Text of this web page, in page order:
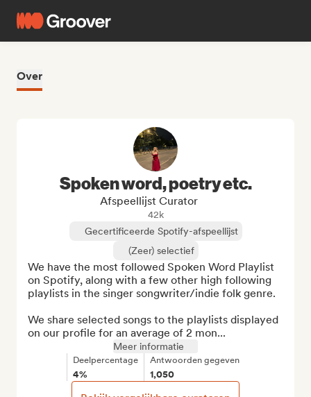
Over
Spoken word, poetry etc.
Afspeellijst Curator
42k
Gecertificeerde Spotify-afspeellijst
(Zeer) selectief
We have the most followed Spoken Word Playlist
on Spotify, along with a few other high following
playlists in the singer songwriter/indie folk genre.
We share selected songs to the playlists displayed
on our profile for an average of 2 mon...
Meer informatie
Deelpercentage
4%
Antwoorden gegeven
1,050